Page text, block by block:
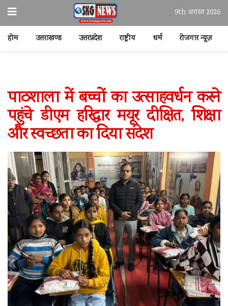
9th अगस्त 2026
होम उत्तराखण्ड उत्तरप्रदेश राष्ट्रीय धर्म रोजगार न्यूज़
पाठशाला में बच्चों का उत्साहवर्धन करने
पहुंचे डीएम हरिद्वार मयूर दीक्षित, शिक्षा
और स्वच्छता का दिया संदेश